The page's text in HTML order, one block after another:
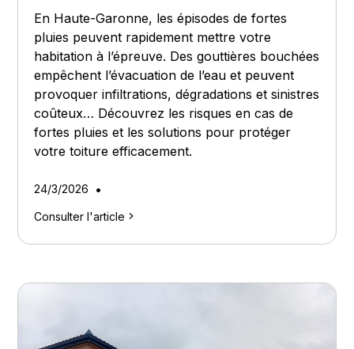
En Haute-Garonne, les épisodes de fortes
pluies peuvent rapidement mettre votre
habitation à l’épreuve. Des gouttières bouchées
empêchent l’évacuation de l’eau et peuvent
provoquer infiltrations, dégradations et sinistres
coûteux… Découvrez les risques en cas de
fortes pluies et les solutions pour protéger
votre toiture efficacement.
24/3/2026 •
Consulter l'article